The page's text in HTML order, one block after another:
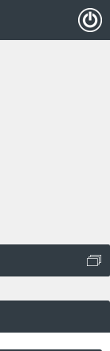
оват